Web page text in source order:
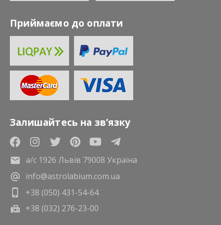
Приймаємо до оплати
Залишайтесь на зв’язку
а/с 1926 Львів 79008 Україна
info@astrolabium.com.ua
+38 (050) 431-54-64
+38 (032) 276-23-00